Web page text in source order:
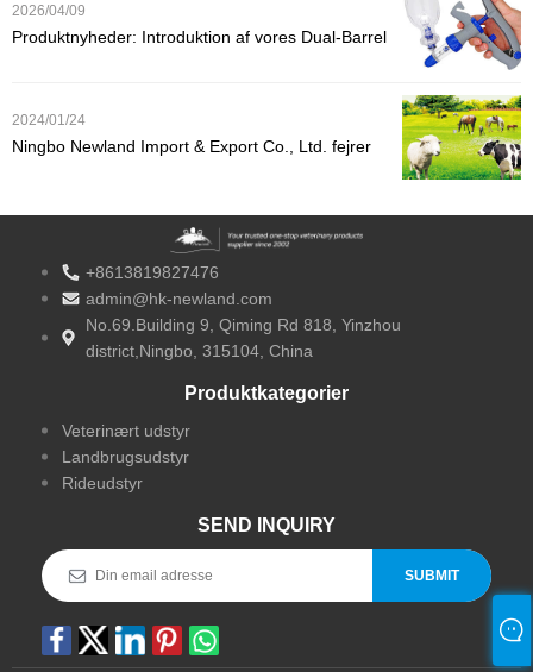
2026/04/09
Produktnyheder: Introduktion af vores Dual-Barrel
2024/01/24
Ningbo Newland Import & Export Co., Ltd. fejrer
+8613819827476
admin@hk-newland.com
No.69.Building 9, Qiming Rd 818, Yinzhou
district,Ningbo, 315104, China
Produktkategorier
Veterinært udstyr
Landbrugsudstyr
Rideudstyr
SEND INQUIRY
SUBMIT